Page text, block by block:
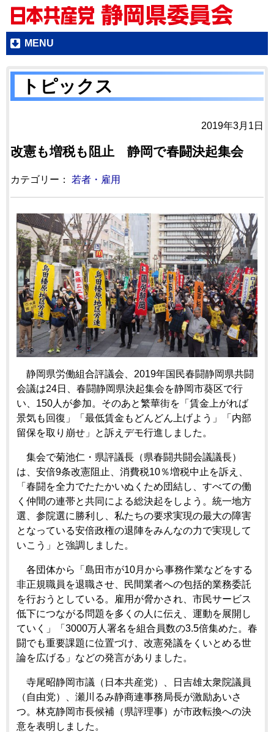
MENU
トピックス
2019年3月1日
改憲も増税も阻止 静岡で春闘決起集会
カテゴリー： 若者・雇用
静岡県労働組合評議会、2019年国民春闘静岡県共闘
会議は24日、春闘静岡県決起集会を静岡市葵区で行
い、150人が参加。そのあと繁華街を「賃金上がれば
景気も回復」「最低賃金もどんどん上げよう」「内部
留保を取り崩せ」と訴えデモ行進しました。
集会で菊池仁・県評議長（県春闘共闘会議議長）
は、安倍9条改憲阻止、消費税10％増税中止を訴え、
「春闘を全力でたたかいぬくため団結し、すべての働
く仲間の連帯と共同による総決起をしよう。統一地方
選、参院選に勝利し、私たちの要求実現の最大の障害
となっている安倍政権の退陣をみんなの力で実現して
いこう」と強調しました。
各団体から「島田市が10月から事務作業などをする
非正規職員を退職させ、民間業者への包括的業務委託
を行おうとしている。雇用が脅かされ、市民サービス
低下につながる問題を多くの人に伝え、運動を展開し
ていく」「3000万人署名を組合員数の3.5倍集めた。春
闘でも重要課題に位置づけ、改憲発議をくいとめる世
論を広げる」などの発言がありました。
寺尾昭静岡市議（日本共産党）、日吉雄太衆院議員
（自由党）、瀬川るみ静商連事務局長が激励あいさ
つ。林克静岡市長候補（県評理事）が市政転換への決
意を表明しました。